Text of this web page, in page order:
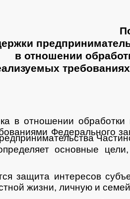
в отношении
в отношении
Федерального
основные
защита интересов
жизни, личную и